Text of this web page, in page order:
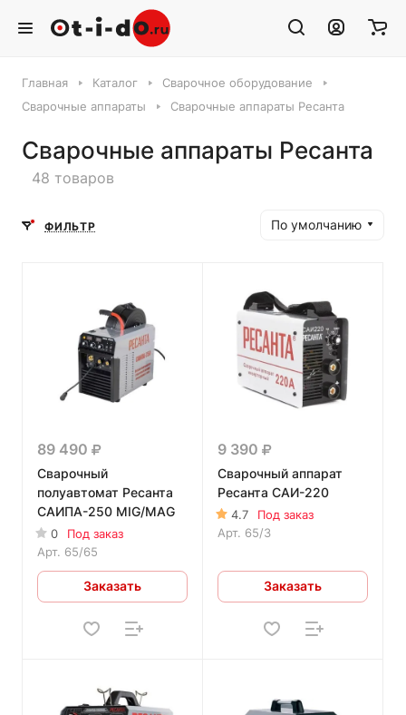
Главная Каталог
Сварочное оборудование
Сварочные аппараты
Сварочные аппараты Ресанта
Сварочные аппараты Ресанта
48 товаров
ФИЛЬТР По умолчанию
89 490
Сварочный
полуавтомат Ресанта
САИПА-250 MIG/MAG
0
Под заказ
Арт. 65/65
Заказать
9 390
Сварочный аппарат
Ресанта САИ-220
4.7
Под заказ
Арт. 65/3
Заказать